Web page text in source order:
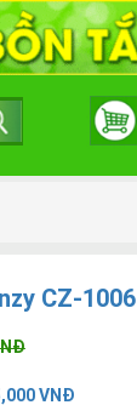
CZ-1006
VNĐ